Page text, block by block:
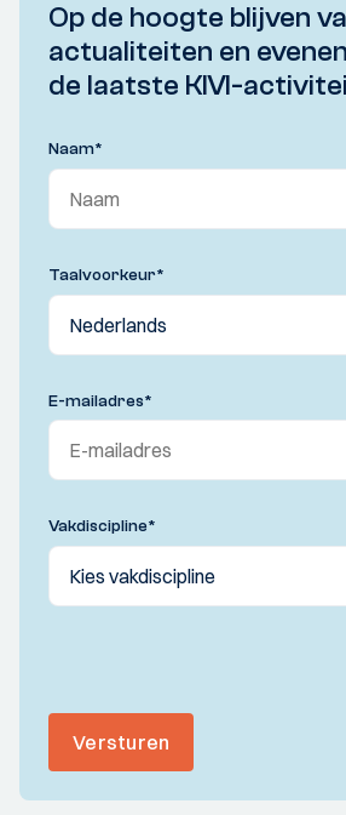
Op de hoogte blijven
actualiteiten en
de laatste KIVI-
Naam*
Taalvoorkeur*
E-mailadres*
Vakdiscipline*
Versturen